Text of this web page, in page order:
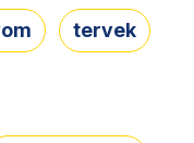
tervek